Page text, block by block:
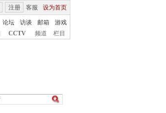
客服 设为首页
注册
论坛 访谈 邮箱
游戏
CCTV 频道 栏目